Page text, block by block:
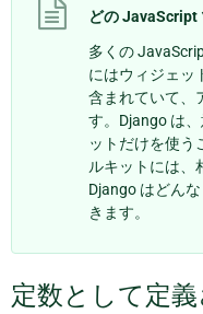
どの JavaScript
多くの
にはウィジェッ
含まれていて、
す。Django は
ットだけを使う
ルキットには、
Django はどん
きます。
定数として定